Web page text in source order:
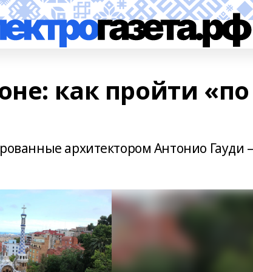
как пройти «по
архитектором Антонио Гауди